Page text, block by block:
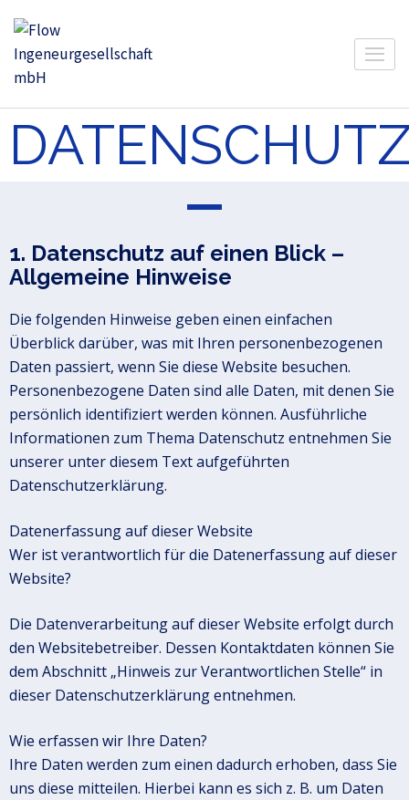
Flow Ingeneurgesellschaft mbH
1. Datenschutz auf einen Blick –
Allgemeine Hinweise
Die folgenden Hinweise geben einen einfachen
Überblick darüber, was mit Ihren personenbezogenen
Daten passiert, wenn Sie diese Website besuchen.
Personenbezogene Daten sind alle Daten, mit denen Sie
persönlich identifiziert werden können. Ausführliche
Informationen zum Thema Datenschutz entnehmen Sie
unserer unter diesem Text aufgeführten
Datenschutzerklärung.
Datenerfassung auf dieser Website
Wer ist verantwortlich für die Datenerfassung auf dieser
Website?
Die Datenverarbeitung auf dieser Website erfolgt durch
den Websitebetreiber. Dessen Kontaktdaten können Sie
dem Abschnitt „Hinweis zur Verantwortlichen Stelle“ in
dieser Datenschutzerklärung entnehmen.
Wie erfassen wir Ihre Daten?
Ihre Daten werden zum einen dadurch erhoben, dass Sie
uns diese mitteilen. Hierbei kann es sich z. B. um Daten